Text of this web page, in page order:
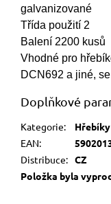
galvanizované
Třída použití 2
Balení 2200 kusů
Vhodné pro
DCN692 a jiné,
Doplňkové
Kategorie:
Hřebíky
EAN:
Distribuce: CZ
Položka byla